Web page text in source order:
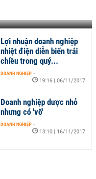
Doanh nghiệp dược nhỏ
nhưng có 'võ'
DOANH NGHIỆP -
13:10 | 16/11/2017
Lợi nhuận doanh nghiệp
nhiệt điện diễn biến trái
chiều trong quý...
DOANH NGHIỆP -
19:16 | 06/11/2017